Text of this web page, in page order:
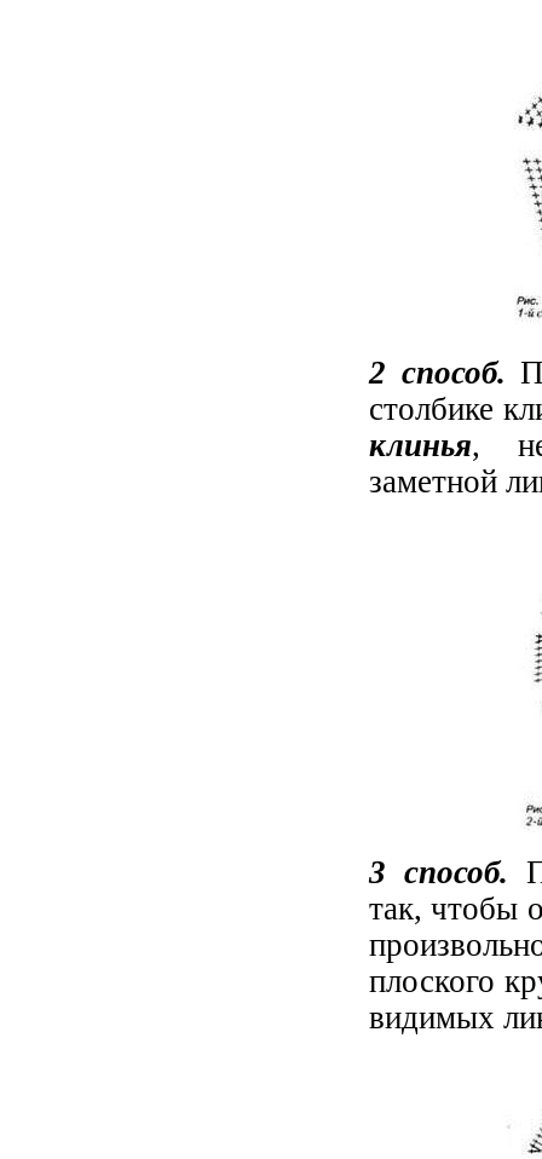
2 способ.
столбике
клинья,
заметной
3 способ.
так, чтобы
плоского
видимых